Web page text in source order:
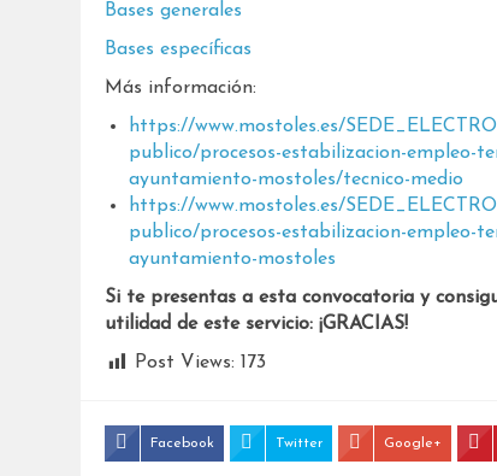
Bases generales
Bases específicas
Más información:
https://www.mostoles.es/
publico/procesos-estabilizacion-empleo-
ayuntamiento-mostoles/tecnico-medio
https://www.mostoles.es/
publico/procesos-estabilizacion-empleo-
ayuntamiento-mostoles
Si te presentas a esta convocatoria y
utilidad de este servicio: ¡GRACIAS!
Post Views: 173
Facebook Twitter Google+